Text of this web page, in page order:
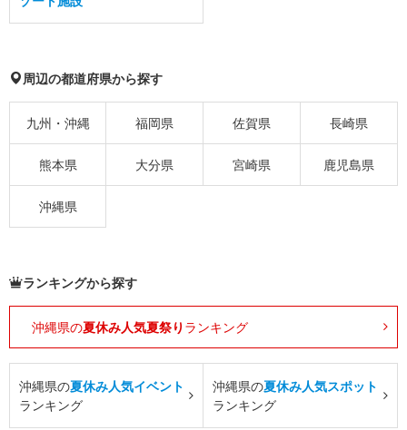
周辺の都道府県から探す
九州・沖縄 福岡県 佐賀県 長崎県
熊本県 大分県 宮崎県 鹿児島県
沖縄県
ランキングから探す
沖縄県の夏休み人気夏祭り ランキング
沖縄県の夏休み人気イベント
ランキング
沖縄県の夏休み人気スポット
ランキング